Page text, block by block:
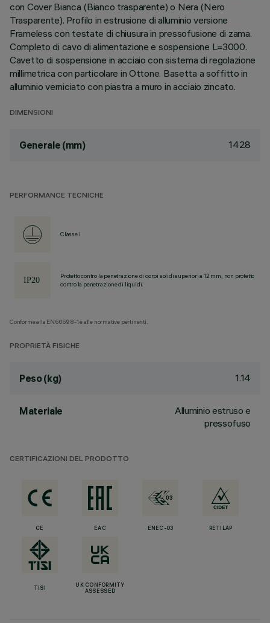
con Cover Bianca (Bianco trasparente) o Nera (Nero
Trasparente). Profilo in estrusione di alluminio versione
Frameless con testate di chiusura in pressofusione di zama.
Completo di cavo di alimentazione e sospensione L=3000.
Cavetto di sospensione in acciaio con sistema di regolazione
millimetrica con particolare in Ottone. Basetta a soffitto in
alluminio verniciato con piastra a muro in acciaio zincato.
DIMENSIONI
Generale (mm) 1428
PERFORMANCE TECNICHE
Classe I
Protetto contro la penetrazione di corpi solidi superiori a 12 mm, non protetto
contro la penetrazione di liquidi.
Conforme alla EN60598-1 e alle normative pertinenti.
PROPRIETÀ FISICHE
Peso (kg) 1.14
Materiale
Alluminio estruso e
pressofuso
CERTIFICAZIONI DEL PRODOTTO
CE EAC ENEC-03 RETILAP
TISI
UK CONFORMITY
ASSESSED